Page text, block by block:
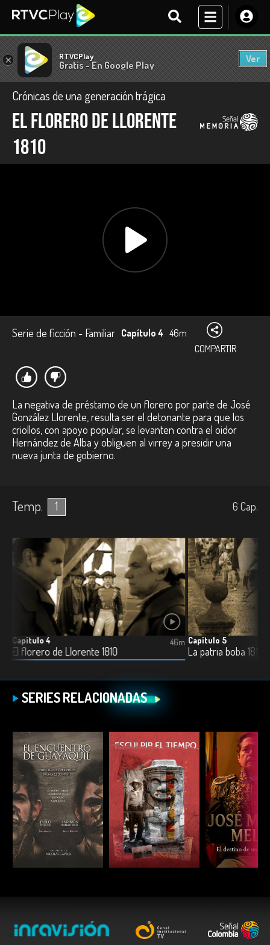
× RTVCPlay
Gratis - En Google Play
Ver
Crónicas de una generación trágica
El florero de Llorente
1810
Serie de ficción - Familiar Capítulo 4 46m
COMPARTIR
La negativa de préstamo de un florero por parte de José
González Llorente, resulta ser el detonante para que los
criollos, con apoyo popular, se levanten contra el oidor
Hernández de Alba y obliguen al virrey a presidir una
nueva junta de gobierno.
Temp. 1 6 Cap.
Capítulo 4
El florero de Llorente 1810
46m Capítulo 5
La patria boba 1810 -
SERIES RELACIONADAS
ESCUCHAR ESCUCHAR